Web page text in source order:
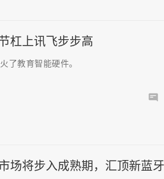
杠上讯飞步步高
了教育智能硬件。
场将步入成熟期，汇顶新蓝牙